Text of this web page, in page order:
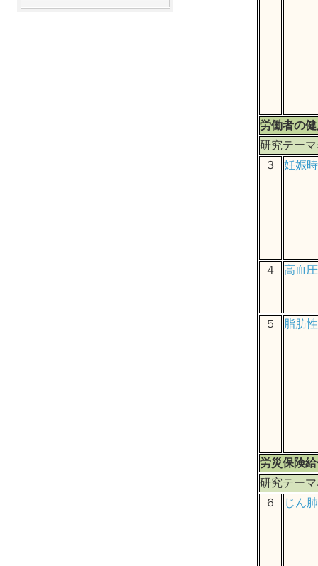
労働者の
研究テー
３
妊娠
４ 高血
５ 脂肪
労災保険
研究テー
６
じん肺